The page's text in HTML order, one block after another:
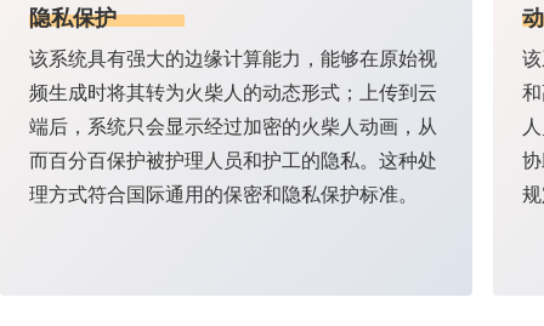
隐私保护
该系统具有强大的边缘计算能力，能够在原始视
频生成时将其转为火柴人的动态形式；上传到云
端后，系统只会显示经过加密的火柴人动画，从
而百分百保护被护理人员和护工的隐私。这种处
理方式符合国际通用的保密和隐私保护标准。